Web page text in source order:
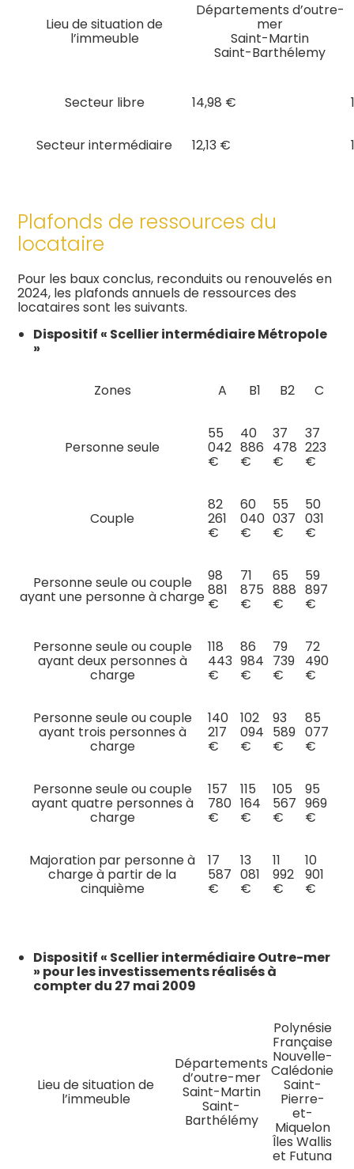
Lieu de situation de
l’immeuble
Départements d’outre-
mer
Saint-Martin
Saint-Barthélemy
Secteur libre 14,98 €
Secteur intermédiaire 12,13 €
Plafonds de ressources du
locataire
Pour les baux conclus, reconduits ou renouvelés en
2024, les plafonds annuels de ressources des
locataires sont les suivants.
Dispositif « Scellier intermédiaire Métropole
»
Zones A B1 B2 C
Personne seule
55
042
€
40
886
€
37
478
€
37
223
€
Couple
82
261
€
60
040
€
55
037
€
50
031
€
Personne seule ou couple
ayant une personne à charge
98
881
€
71
875
€
65
888
€
59
897
€
Personne seule ou couple
ayant deux personnes à
charge
118
443
€
86
984
€
79
739
€
72
490
€
Personne seule ou couple
ayant trois personnes à
charge
140
217
€
102
094
€
93
589
€
85
077
€
Personne seule ou couple
ayant quatre personnes à
charge
157
780
€
115
164
€
105
567
€
95
969
€
Majoration par personne à
charge à partir de la
cinquième
17
587
€
13
081
€
11
992
€
10
901
€
Dispositif « Scellier intermédiaire Outre-mer
» pour les investissements réalisés à
compter du 27 mai 2009
Lieu de situation de
l’immeuble
Départements
d’outre-mer
Saint-Martin
Saint-
Barthélémy
Polynésie
Française
Nouvelle-
Calédonie
Saint-
Pierre-
et-
Miquelon
Îles Wallis
et Futuna